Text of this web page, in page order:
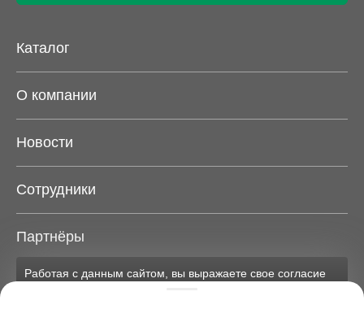
Каталог
О компании
Новости
Сотрудники
Партнёры
Карта сайта
Работая с данным сайтом, вы выражаете свое согласие